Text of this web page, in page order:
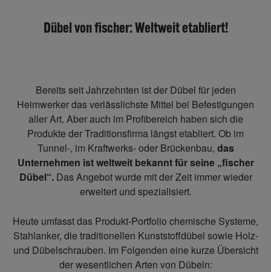
Dübel von fischer: Weltweit etabliert!
Bereits seit Jahrzehnten ist der Dübel für jeden
Heimwerker das verlässlichste Mittel bei Befestigungen
aller Art. Aber auch im Profibereich haben sich die
Produkte der Traditionsfirma längst etabliert. Ob im
Tunnel-, im Kraftwerks- oder Brückenbau, das
Unternehmen ist weltweit bekannt für seine „fischer
Dübel“.Das Angebot wurde mit der Zeit immer wieder
erweitert und spezialisiert.
Heute umfasst das Produkt-Portfolio chemische Systeme,
Stahlanker, die traditionellen Kunststoffdübel sowie Holz-
und Dübelschrauben. Im Folgenden eine kurze Übersicht
der wesentlichen Arten von Dübeln: